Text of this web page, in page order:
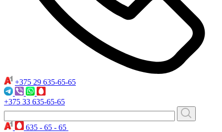
+375 29 635-65-65
+375 33 635-65-65
635 - 65 - 65